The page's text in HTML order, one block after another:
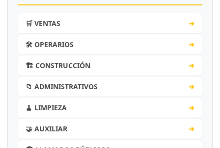
🛒 VENTAS ➔
🛠️ OPERARIOS ➔
🏗️ CONSTRUCCIÓN ➔
📁 ADMINISTRATIVOS ➔
🧹 LIMPIEZA ➔
🤝 AUXILIAR ➔